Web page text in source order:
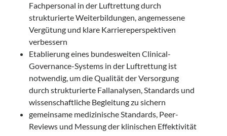
Fachpersonal in der Luftrettung durch
strukturierte Weiterbildungen, angemessene
Vergütung und klare Karriereperspektiven
verbessern
Etablierung eines bundesweiten Clinical-
Governance-Systems in der Luftrettung ist
notwendig, um die Qualität der Versorgung
durch strukturierte Fallanalysen, Standards und
wissenschaftliche Begleitung zu sichern
gemeinsame medizinische Standards, Peer-
Reviews und Messung der klinischen Effektivität